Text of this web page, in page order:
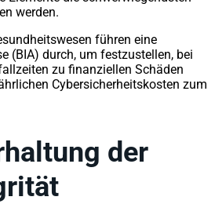
werden.
führen eine
(BIA) durch, um festzustellen, bei
zu finanziellen Schäden
Cybersicherheitskosten zum
der